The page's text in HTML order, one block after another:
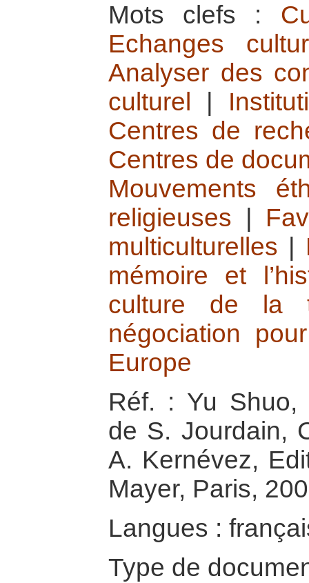
Mots clefs :
Echanges
Analyser des
culturel
Centres de
Centres de
Mouvements
religieuses
multiculturelles
mémoire et
culture de la
négociation
Europe
Réf. : Yu Shuo,
de S. Jourdain,
A. Kernévez,
Mayer, Paris,
Langues :
Type de